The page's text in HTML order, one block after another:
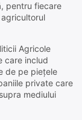
pentru fiecare
Agricole
care includ
de pe piețele
private care
mediului